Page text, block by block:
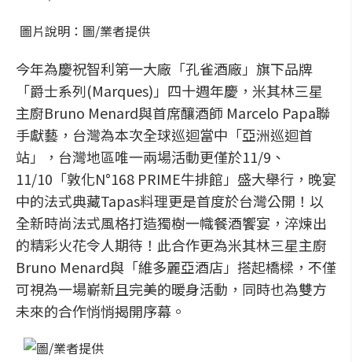
圖片說明：圖/業者提供
今年為慶祝智利第一大廠「孔雀酒廠」旗下品牌
「爵士系列(Marques)」四十週年慶，米其林三星
主廚Bruno Menard與首席釀酒師 Marcelo Papa聯
手獻藝，台灣為本次全球巡迴當中「亞洲巡迴首
站」，台灣地區唯一兩場活動更僅於11/9、
11/10「敦化N°168 PRIME牛排館」盛大舉行，晚宴
中的法式典藏Tapas料理更是首度於台灣公開！以
全新時尚法式風格打造獨樹一幟餐酒饗宴，淬煉出
的精彩火花令人期待！此合作更為米其林三星主廚
Bruno Menard與「維多麗亞酒店」搭起橋樑，不僅
可視為一場嶄新且完美的暖身活動，同時也為雙方
未來的合作悄悄揭開序幕。